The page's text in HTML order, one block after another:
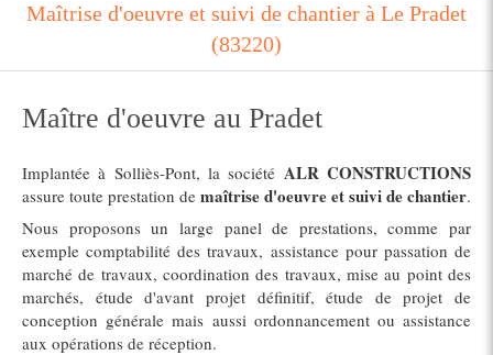
Maîtrise d'oeuvre et suivi de chantier à Le Pradet
(83220)
Maître d'oeuvre au Pradet
Implantée à Solliès-Pont, la société ALR CONSTRUCTIONS
assure toute prestation de maîtrise d'oeuvre et suivi de chantier.
Nous proposons un large panel de prestations, comme par
exemple comptabilité des travaux, assistance pour passation de
marché de travaux, coordination des travaux, mise au point des
marchés, étude d'avant projet définitif, étude de projet de
conception générale mais aussi ordonnancement ou assistance
aux opérations de réception.